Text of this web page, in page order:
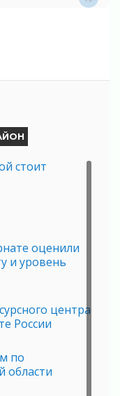
стоит
оценили
и уровень
центра
России
по
области